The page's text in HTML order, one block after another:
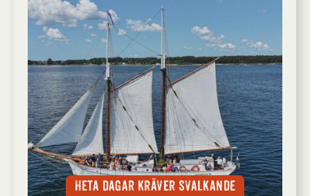
Heta dagar kräver svalkande